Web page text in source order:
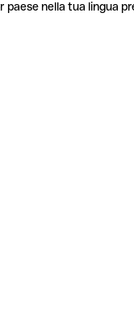
paese nella tua lingua